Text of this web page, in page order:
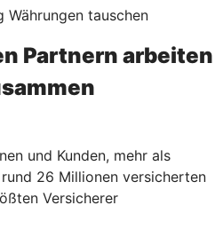
Währungen tauschen
Partnern arbeiten
und Kunden, mehr als
26 Millionen versicherten
Versicherer